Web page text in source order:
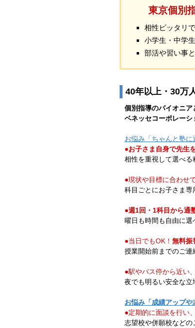
東京個別
相性ピッタリ
小学生・中学
部活や習い事
40年以上・30万
個別指導のパイオニア
ベネッセコーポレー
お悩み「ちゃんと塾に
●お子さま自身で先生
相性を重視して選べる
●現状や目標に合わせ
科目ごとにお子さま専
●週1回・1科目から通
曜日も時間も自由に選
●当日でもOK！ 無料振
授業開始前までのご
●駅やバス停から近い
夜でも明るい安全な
お悩み「成績アップや
●定期的に面談を行い
志望校や併願校など